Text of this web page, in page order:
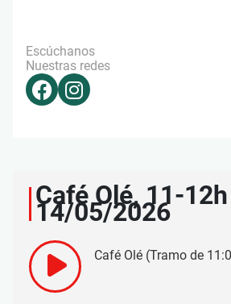
Escúchanos
Nuestras redes
Café Olé, 11-
14/05/2026
Café Olé (Tramo de